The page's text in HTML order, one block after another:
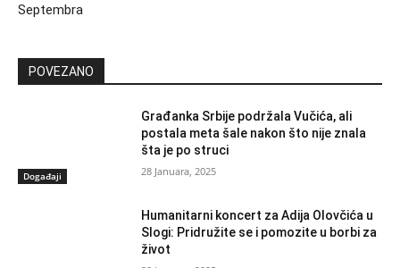
Septembra
POVEZANO
Događaji
Građanka Srbije podržala Vučića, ali
postala meta šale nakon što nije znala
šta je po struci
28 Januara, 2025
Humanitarni koncert za Adija Olovčića u
Slogi: Pridružite se i pomozite u borbi za
život